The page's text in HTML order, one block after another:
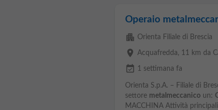
Operaio
apartment Orienta Filiale di Brescia
place Acquafredda, 11 km da
event_available 1 settimana fa
Orienta S.p.A. – Filiale di
settore metalmeccanicoun:
MACCHINA Attività